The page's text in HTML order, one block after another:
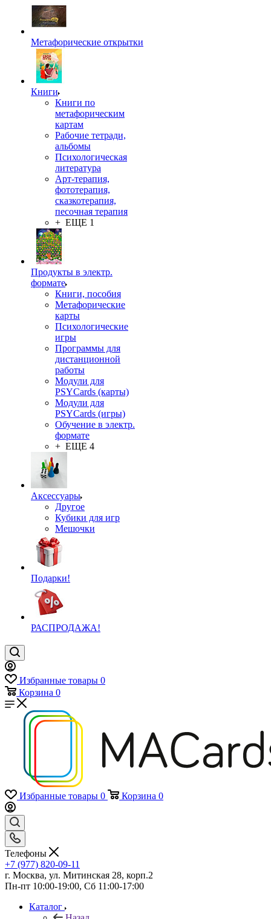
Метафорические открытки
Книги
Книги по
метафорическим
картам
Рабочие тетради,
альбомы
Психологическая
литература
Арт-терапия,
фототерапия,
сказкотерапия,
песочная терапия
+ ЕЩЕ 1
Продукты в электр.
формате
Книги, пособия
Метафорические
карты
Психологические
игры
Программы для
дистанционной
работы
Модули для
PSYCards (карты)
Модули для
PSYCards (игры)
Обучение в электр.
формате
+ ЕЩЕ 4
Аксессуары
Другое
Кубики для игр
Мешочки
Подарки!
РАСПРОДАЖА!
Избранные товары 0
Корзина 0
Избранные товары 0 Корзина 0
Телефоны
+7 (977) 820-09-11
г. Москва, ул. Митинская 28, корп.2
Пн-пт 10:00-19:00, Сб 11:00-17:00
Каталог